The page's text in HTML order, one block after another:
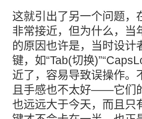
这就引出了另一个问题，
非常接近，但为什么，当
的原因也许是，当时设计
键，如“Tab(切换
近了，容易导致误操作。
且手感也不太好——它们
也远远大于今天，而且只